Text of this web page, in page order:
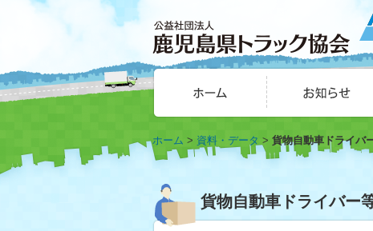
県トラック協会
HOME
ホーム > 資料・データ > 貨物自動車ドライバ
貨物自動車ドライバー